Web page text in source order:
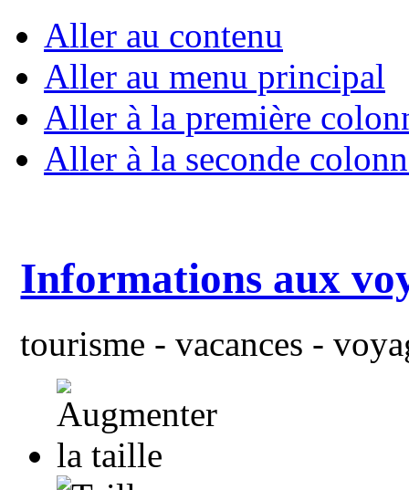
Aller au contenu
Aller au menu principal
Aller à la première
Aller à la seconde
Informations aux
tourisme - vacances -